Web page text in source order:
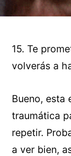
15. Te
volverás a
Bueno, esta
traumática
repetir.
a ver bien,